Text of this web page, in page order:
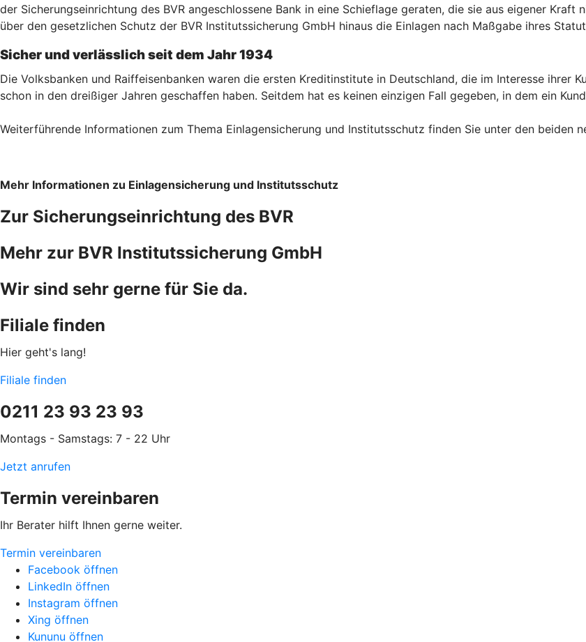
der Sicherungseinrichtung des BVR angeschlossene Bank in eine Schieflage geraten, die sie aus eigener
über den gesetzlichen Schutz der BVR Institutssicherung GmbH hinaus die Einlagen nach Maßgabe ihres
Sicher und verlässlich seit dem Jahr 1934
Die Volksbanken und Raiffeisenbanken waren die ersten Kreditinstitute in Deutschland, die im Interesse ihrer
schon in den dreißiger Jahren geschaffen haben. Seitdem hat es keinen einzigen Fall gegeben, in dem ein
Weiterführende Informationen zum Thema Einlagensicherung und Institutsschutz finden Sie unter den beiden
Mehr Informationen zu Einlagensicherung und Institutsschutz
Zur Sicherungseinrichtung des BVR
Mehr zur BVR Institutssicherung GmbH
Wir sind sehr gerne für Sie da.
Filiale finden
Hier geht's lang!
Filiale finden
0211 23 93 23 93
Montags - Samstags: 7 - 22 Uhr
Jetzt anrufen
Termin vereinbaren
Ihr Berater hilft Ihnen gerne weiter.
Termin vereinbaren
Facebook öffnen
LinkedIn öffnen
Instagram öffnen
Xing öffnen
Kununu öffnen